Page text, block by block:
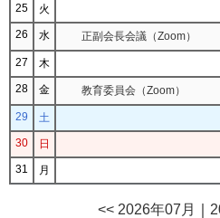
25
火
26
水 正副会長会議（Zoom）
27
木
28
金 教育委員会（Zoom）
29
土
30
日
31
月
<< 2026年07月